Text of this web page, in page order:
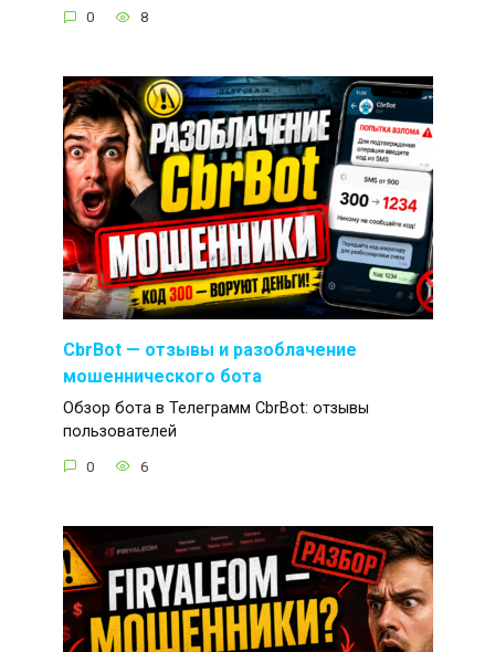
0 8
CbrBot — отзывы и разоблачение
мошеннического бота
Обзор бота в Телеграмм CbrBot: отзывы
пользователей
0 6